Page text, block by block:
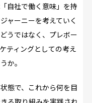
自社で働く意味」を持
ャーニーを考えていく
うではなく、プレボー
ティングとしての考え
か。
態で、これから何を目